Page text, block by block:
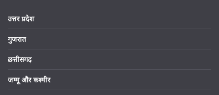
उत्तर प्रदेश
गुजरात
छत्तीसगढ़
जम्मू और कश्मीर